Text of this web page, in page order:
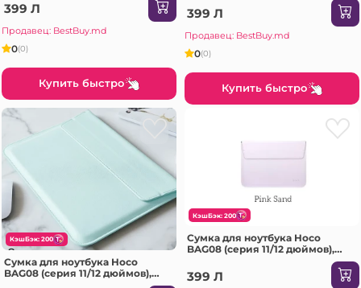
399 Л
Продавец: BestBuy.md
0(0)
Купить быстро
399 Л
Продавец: BestBuy.md
0(0)
Купить быстро
КэшБэк: 200
Сумка для ноутбука Hoco
BAG08 (серия 11/12 дюймов),
КэшБэк: 200
Сумка для ноутбука Hoco
BAG08 (серия 11/12 дюймов),
399 Л